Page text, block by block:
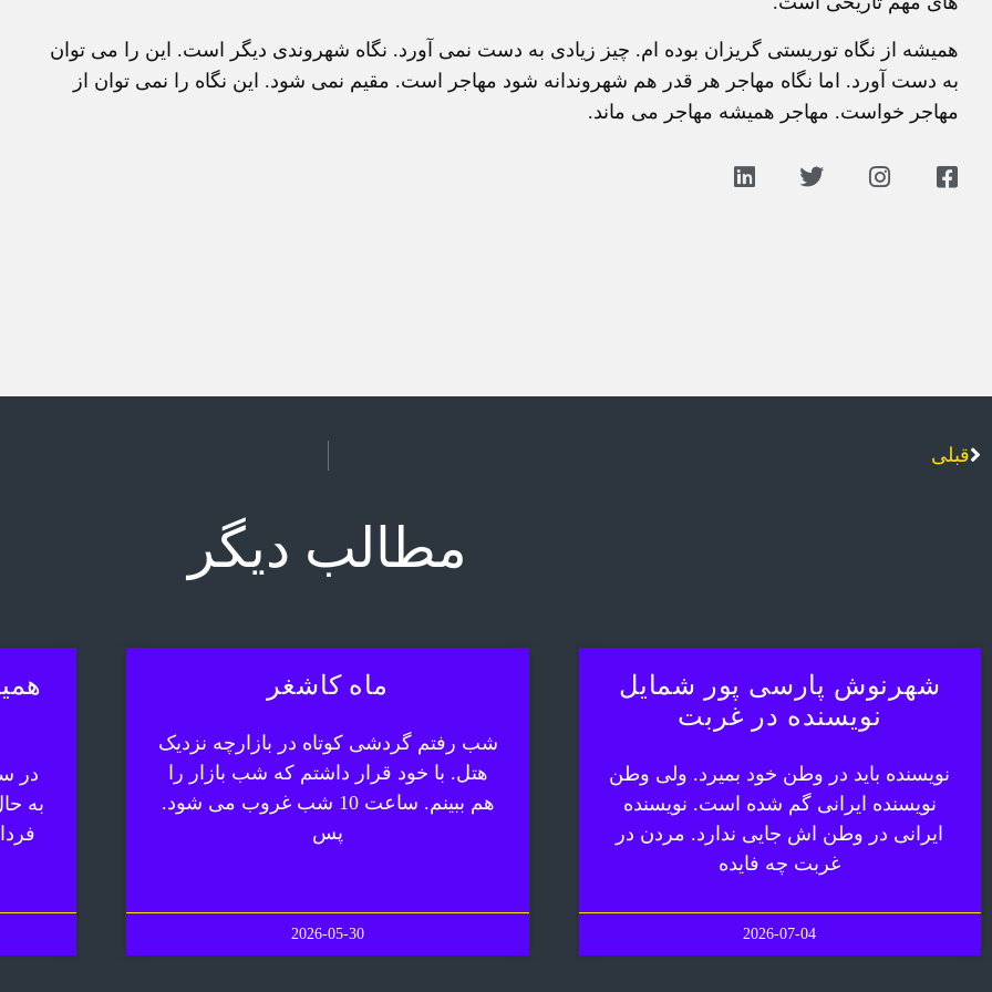
همیشه از نگاه توریستی گریزان بوده ام. چیز زیادی به دست نمی آورد. نگاه شهروندی دیگر است. این را می توان
به دست آورد. اما نگاه مهاجر هر قدر هم شهروندانه شود مهاجر است. مقیم نمی شود. این نگاه را نمی توان از
مهاجر خواست. مهاجر همیشه مهاجر می ماند.
قبلی
مطالب دیگر
شهرنوش پارسی پور شمایل
نویسنده در غربت
نویسنده باید در وطن خود بمیرد. ولی وطن
نویسنده ایرانی گم شده است. نویسنده
ایرانی در وطن اش جایی ندارد. مردن در
غربت چه فایده
2026-07-04
ماه کاشغر
شب رفتم گردشی کوتاه در بازارچه نزدیک
هتل. با خود قرار داشتم که شب بازار را
هم ببینم. ساعت 10 شب غروب می شود.
پس
2026-05-30
در
به